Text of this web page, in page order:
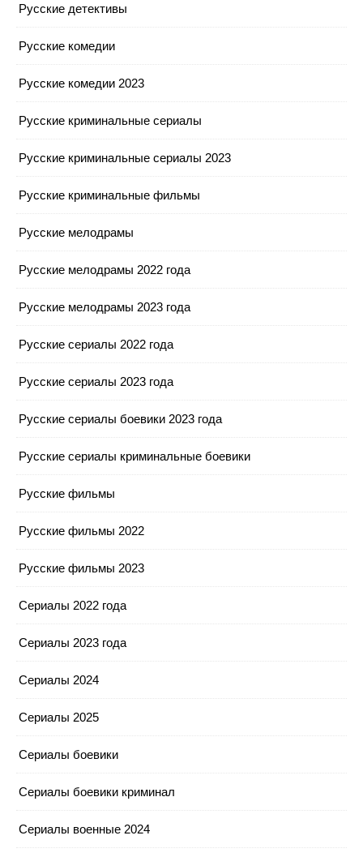
Русские детективы
Русские комедии
Русские комедии 2023
Русские криминальные сериалы
Русские криминальные сериалы 2023
Русские криминальные фильмы
Русские мелодрамы
Русские мелодрамы 2022 года
Русские мелодрамы 2023 года
Русские сериалы 2022 года
Русские сериалы 2023 года
Русские сериалы боевики 2023 года
Русские сериалы криминальные боевики
Русские фильмы
Русские фильмы 2022
Русские фильмы 2023
Сериалы 2022 года
Сериалы 2023 года
Сериалы 2024
Сериалы 2025
Сериалы боевики
Сериалы боевики криминал
Сериалы военные 2024